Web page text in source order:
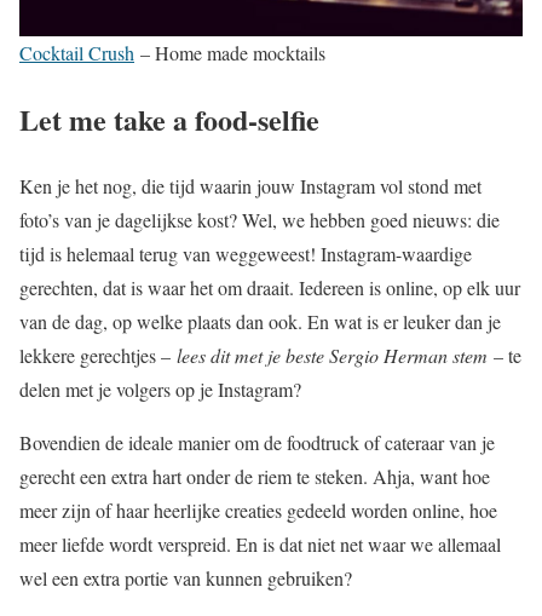
Cocktail Crush – Home made mocktails
Let me take a food-selfie
Ken je het nog, die tijd waarin jouw Instagram vol stond met
foto’s van je dagelijkse kost? Wel, we hebben goed nieuws: die
tijd is helemaal terug van weggeweest! Instagram-waardige
gerechten, dat is waar het om draait. Iedereen is online, op elk uur
van de dag, op welke plaats dan ook. En wat is er leuker dan je
lekkere gerechtjes – lees dit met je beste Sergio Herman stem – te
delen met je volgers op je Instagram?
Bovendien de ideale manier om de foodtruck of cateraar van je
gerecht een extra hart onder de riem te steken. Ahja, want hoe
meer zijn of haar heerlijke creaties gedeeld worden online, hoe
meer liefde wordt verspreid. En is dat niet net waar we allemaal
wel een extra portie van kunnen gebruiken?